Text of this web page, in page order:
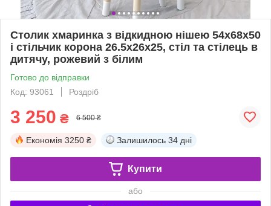
Столик хмаринка з відкидною нішею 54х68х50
і стільчик корона 26.5х26х25, стіл та стілець в
дитячу, рожевий з білим
Готово до відправки
Код: 93061
Роздріб
3 250 ₴ 6 500 ₴
Економія 3250 ₴ Залишилось 34 дні
Купити
або